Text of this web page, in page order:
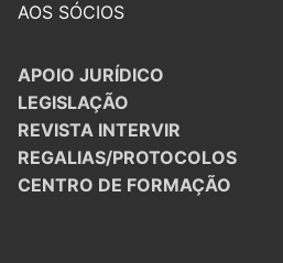
AOS SÓCIOS
APOIO JURÍDICO
LEGISLAÇÃO
REVISTA INTERVIR
REGALIAS/PROTOCOLOS
CENTRO DE FORMAÇÃO